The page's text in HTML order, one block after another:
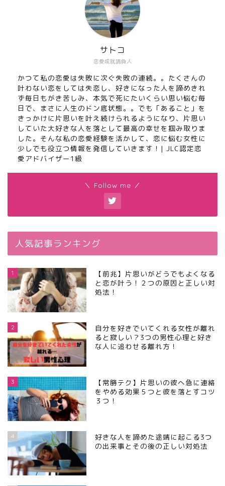
恋愛成就請負人
サトコ
かつて私の恋愛は失敗に次ぐ失敗の連続。。たくさんの
叶わない恋をしては失恋し、好きになった人を諦めきれ
ず毎日もがき苦しみ、本気で死にたいくらい思い悩む毎
日で、まさに人生のドン底状態。。でも「あること」を
きっかけに片思いを叶え続けられるようになり、片思い
していた大好きな人を落として最高の幸せを掴み取りま
した。そんな私の恋愛経験を活かして、恋に悩む女性に
少しでも役立つ情報を発信していきます！| JLC認定恋
愛アドバイザー1級
＼ Follow me ／
人気記事ランキング
1
【前兆】片思いがどうでもよくなる
と恋が叶う！２つの原因と正しい対
処法！
2
自分を好きでいてくれる女性が離れ
ると寂しい？3つの男性心理と好き
な人に追わせる離れ方！
3
【常勝テク】片思いの彼へ急に連絡
をやめる効果５つと彼を落とすコツ
３つ！
4
好きな人を諦めた途端に起こる3つ
の出来事とその後の正しい対処法